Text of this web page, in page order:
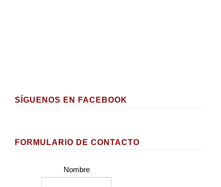
SÍGUENOS EN FACEBOOK
FORMULARIO DE CONTACTO
Nombre